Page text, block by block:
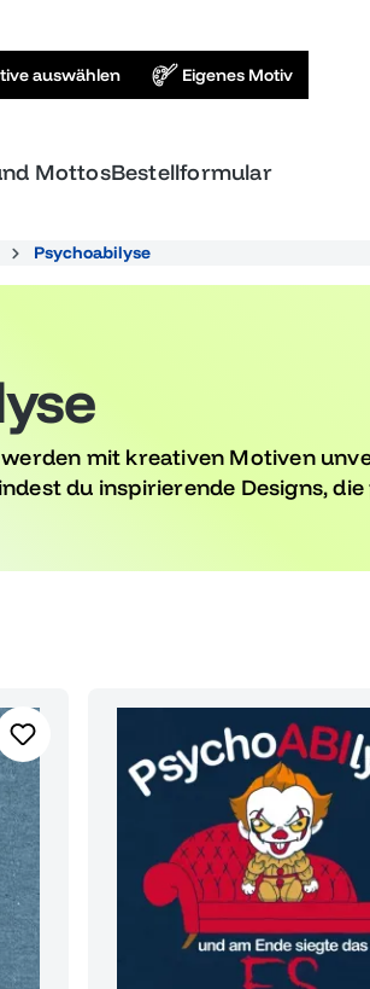
auswählen Eigenes Motiv
MottosBestellformular
Psychoabilyse
mit kreativen Motiven
du inspirierende Designs,
Abitur abgestimmt sind.